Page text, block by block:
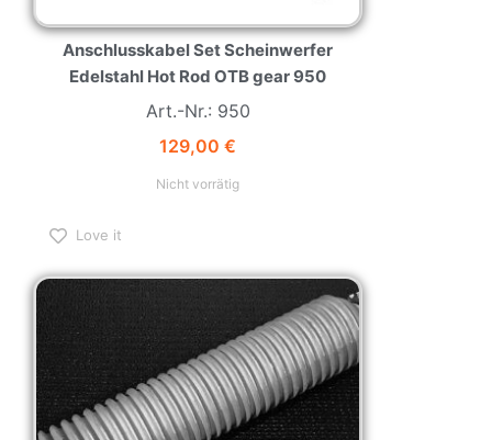
Anschlusskabel Set Scheinwerfer
Edelstahl Hot Rod OTB gear 950
Art.-Nr.: 950
129,00 €
Nicht vorrätig
Love it